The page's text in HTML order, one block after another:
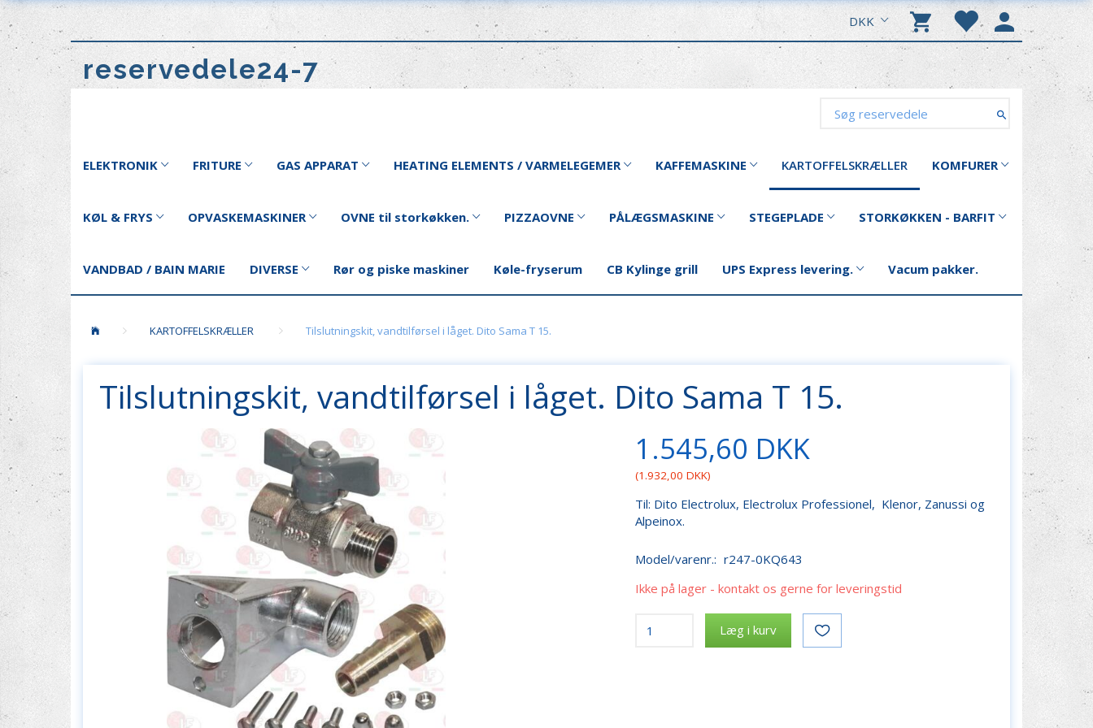
DKK
reservedele24-7
ELEKTRONIK FRITURE GAS APPARAT HEATING ELEMENTS / VARMELEGEMER KAFFEMASKINE KARTOFFELSKRÆLLER KOMFURER
KØL & FRYS OPVASKEMASKINER OVNE til storkøkken. PIZZAOVNE PÅLÆGSMASKINE STEGEPLADE STORKØKKEN - BARFIT
VANDBAD / BAIN MARIE DIVERSE Rør og piske maskiner Køle-fryserum CB Kylinge grill UPS Express levering. Vacum pakker.
KARTOFFELSKRÆLLER Tilslutningskit, vandtilførsel i låget. Dito Sama T 15.
Tilslutningskit, vandtilførsel i låget. Dito Sama T 15.
1.545,60 DKK
(1.932,00 DKK)
Til: Dito Electrolux, Electrolux Professionel, Klenor, Zanussi og
Alpeinox.
Model/varenr.: r247-0KQ643
Ikke på lager - kontakt os gerne for leveringstid
Læg i kurv